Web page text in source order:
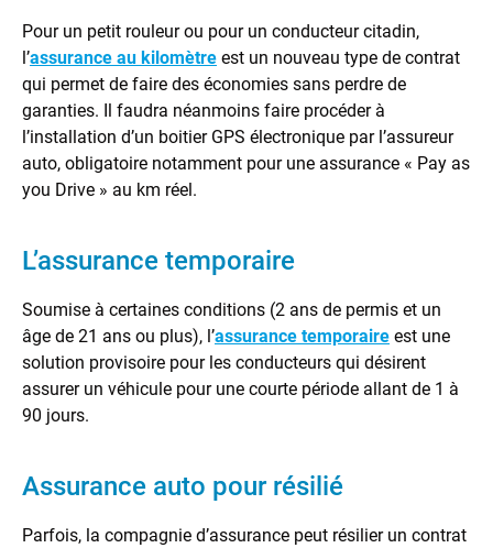
Pour un petit rouleur ou pour un conducteur citadin,
l’assurance au kilomètre est un nouveau type de contrat
qui permet de faire des économies sans perdre de
garanties. Il faudra néanmoins faire procéder à
l’installation d’un boitier GPS électronique par l’assureur
auto, obligatoire notamment pour une assurance « Pay as
you Drive » au km réel.
L’assurance temporaire
Soumise à certaines conditions (2 ans de permis et un
âge de 21 ans ou plus), l’assurance temporaire est une
solution provisoire pour les conducteurs qui désirent
assurer un véhicule pour une courte période allant de 1 à
90 jours.
Assurance auto pour résilié
Parfois, la compagnie d’assurance peut résilier un contrat